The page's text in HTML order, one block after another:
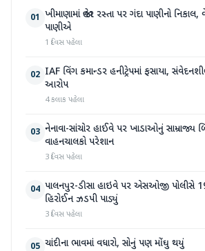
01 ખીમાણામાં જાહેર રસ્તા પર ગંદા પાણીનો
પાણીએ
1 દિવસ પહેલા
02 IAF વિંગ કમાન્ડર હનીટ્રેપમાં ફસાયા,
આરોપ
4 કલાક પહેલા
03 નેનાવા-સાંચોર હાઈવે પર ખાડાઓનું સામ્રાજ્ય
વાહનચાલકો પરેશાન
3 દિવસ પહેલા
04 પાલનપુર-ડીસા હાઇવે પર એસઓજી પોલીસે
હિરોઈન ઝડપી પાડ્યું
3 દિવસ પહેલા
05 ચાંદીના ભાવમાં વધારો, સોનું પણ મોંઘુ થયું